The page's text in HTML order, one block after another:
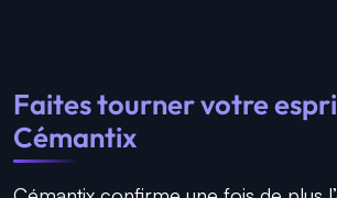
Faites tourner votre
Cémantix